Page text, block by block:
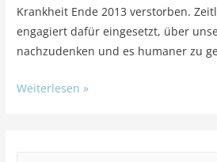
Krankheit Ende 2013 verstorben.
engagiert dafür eingesetzt, über
nachzudenken und es humaner zu
Weiterlesen »